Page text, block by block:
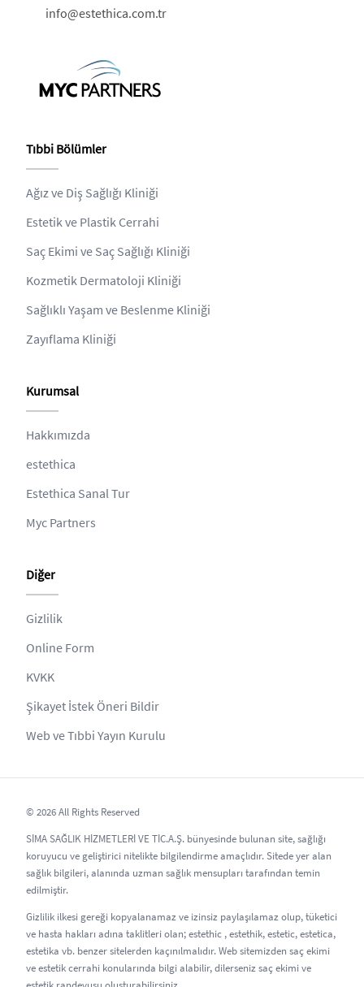
info@estethica.com.tr
Tıbbi Bölümler
Ağız ve Diş Sağlığı Kliniği
Estetik ve Plastik Cerrahi
Saç Ekimi ve Saç Sağlığı Kliniği
Kozmetik Dermatoloji Kliniği
Sağlıklı Yaşam ve Beslenme Kliniği
Zayıflama Kliniği
Kurumsal
Hakkımızda
estethica
Estethica Sanal Tur
Myc Partners
Diğer
Gizlilik
Online Form
KVKK
Şikayet İstek Öneri Bildir
Web ve Tıbbi Yayın Kurulu
© 2026 All Rights Reserved
SİMA SAĞLIK HİZMETLERİ VE TİC.A.Ş. bünyesinde bulunan site, sağlığı
koruyucu ve geliştirici nitelikte bilgilendirme amaçlıdır. Sitede yer alan
sağlık bilgileri, alanında uzman sağlık mensupları tarafından temin
edilmiştir.
Gizlilik ilkesi gereği kopyalanamaz ve izinsiz paylaşılamaz olup, tüketici
ve hasta hakları adına taklitleri olan; estethic , estethik, estetic, estetica,
estetika vb. benzer sitelerden kaçınılmalıdır. Web sitemizden saç ekimi
ve estetik cerrahi konularında bilgi alabilir, dilerseniz saç ekimi ve